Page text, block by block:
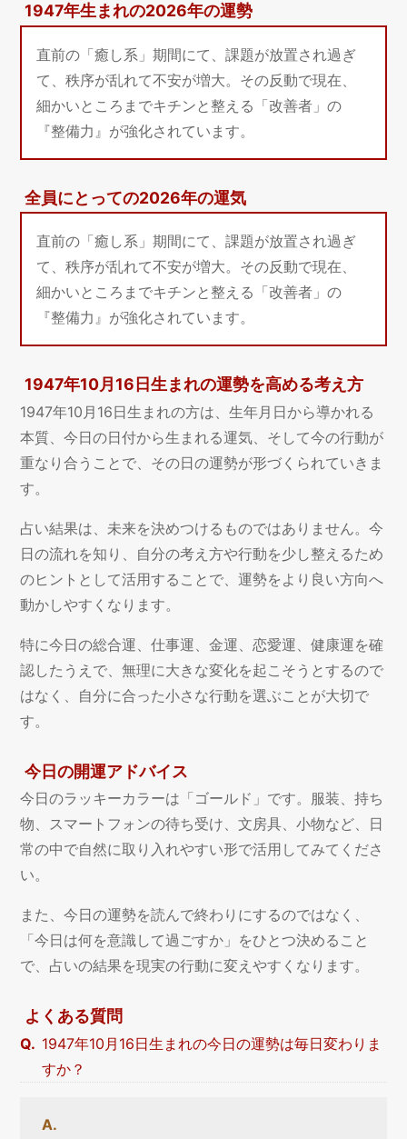
1947年生まれの2026年の運勢
直前の「癒し系」期間にて、課題が放置され過ぎ
て、秩序が乱れて不安が増大。その反動で現在、
細かいところまでキチンと整える「改善者」の
『整備力』が強化されています。
全員にとっての2026年の運気
直前の「癒し系」期間にて、課題が放置され過ぎ
て、秩序が乱れて不安が増大。その反動で現在、
細かいところまでキチンと整える「改善者」の
『整備力』が強化されています。
1947年10月16日生まれの運勢を高める考え方
1947年10月16日生まれの方は、生年月日から導かれる
本質、今日の日付から生まれる運気、そして今の行動が
重なり合うことで、その日の運勢が形づくられていきま
す。
占い結果は、未来を決めつけるものではありません。今
日の流れを知り、自分の考え方や行動を少し整えるため
のヒントとして活用することで、運勢をより良い方向へ
動かしやすくなります。
特に今日の総合運、仕事運、金運、恋愛運、健康運を確
認したうえで、無理に大きな変化を起こそうとするので
はなく、自分に合った小さな行動を選ぶことが大切で
す。
今日の開運アドバイス
今日のラッキーカラーは「ゴールド」です。服装、持ち
物、スマートフォンの待ち受け、文房具、小物など、日
常の中で自然に取り入れやすい形で活用してみてくださ
い。
また、今日の運勢を読んで終わりにするのではなく、
「今日は何を意識して過ごすか」をひとつ決めること
で、占いの結果を現実の行動に変えやすくなります。
よくある質問
1947年10月16日生まれの今日の運勢は毎日変わりま
すか？